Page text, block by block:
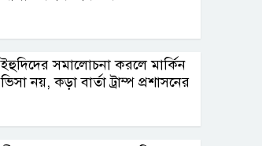
ইহুদিদের সমালোচনা করলে মার্কিন
ভিসা নয়, কড়া বার্তা ট্রাম্প প্রশাসনের